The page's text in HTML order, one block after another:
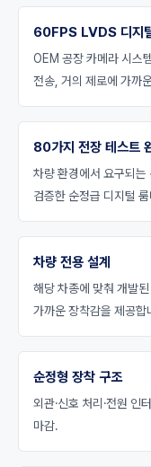
60FPS LVDS 디지
OEM 공장 카메라 시스
전송, 거의 제로에 가까
80가지 전장 테스트
차량 환경에서 요구되는
검증한 순정급 디지털
차량 전용 설계
해당 차종에 맞춰 개발
가까운 장착감을 제공합
순정형 장착 구조
외관·신호 처리·전원 인
마감.